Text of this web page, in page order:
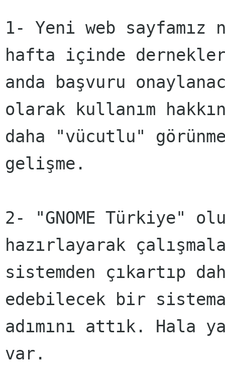
1- Yeni web sayfamız
hafta içinde
anda başvuru
olarak kullanım
daha "vücutlu"
gelişme.
2- "GNOME Türkiye"
hazırlayarak
sistemden çıkartıp
edebilecek bir
adımını attık. Hala
var.